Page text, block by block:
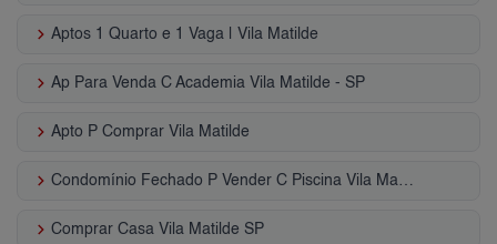
keyboard_arrow_right Aptos 1 Quarto e 1 Vaga | Vila Matilde
keyboard_arrow_right Ap Para Venda C Academia Vila Matilde - SP
keyboard_arrow_right Apto P Comprar Vila Matilde
keyboard_arrow_right Condomínio Fechado P Vender C Piscina Vila Matilde - SP
keyboard_arrow_right Comprar Casa Vila Matilde SP